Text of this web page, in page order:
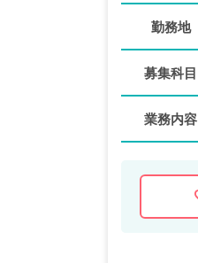
勤務地
募集科目
業務内容